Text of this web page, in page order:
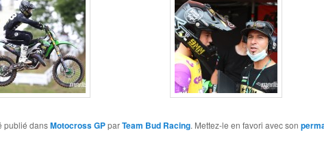
publié dansMotocross GPparTeam Bud Racing. Mettez-le en favori avec son